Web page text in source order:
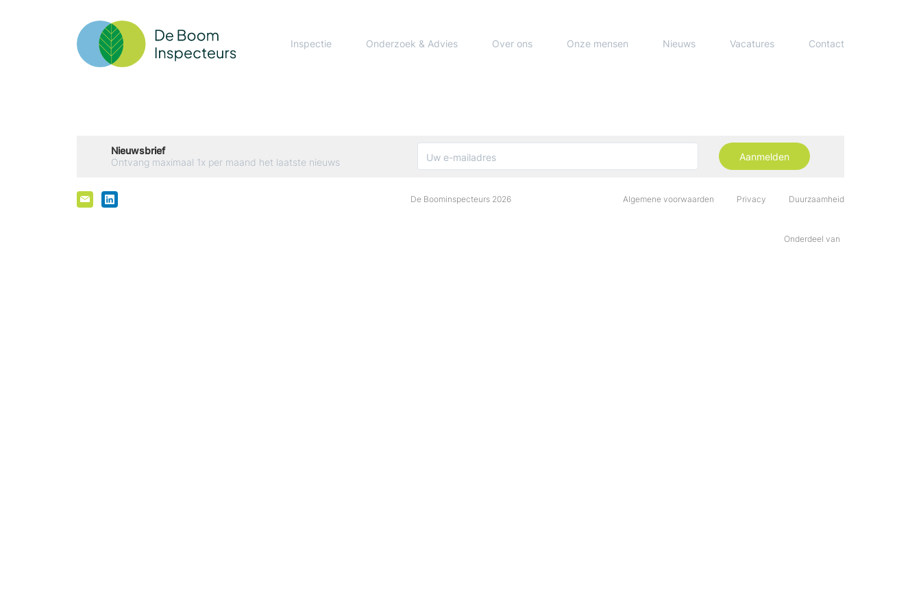
Inspectie Onderzoek & Advies Over ons Onze mensen Nieuws Vacatures Contact
Nieuwsbrief
Ontvang maximaal 1x per maand het laatste nieuws
Aanmelden
De Boominspecteurs 2026 Algemene voorwaarden Privacy Duurzaamheid
Onderdeel van